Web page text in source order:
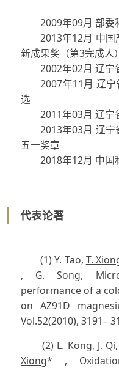
2009年09月 部委科
2013年12月 中国
新成果奖（第3完成人）
2002年02月 辽宁
2007年11月 辽宁
选
2011年03月 辽宁
2013年03月 辽宁
五一奖章
2018年12月 中国
代表论著
(1) Y. Tao, T.
, G. Song,
performance of a
on AZ91D
Vol.52(2010), 3191–
(2) L. Kong, J. Qi,
Xiong* ,